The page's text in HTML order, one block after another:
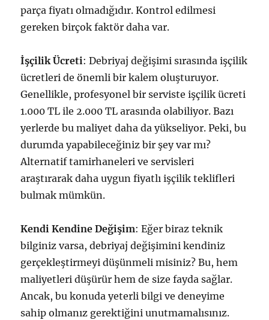
parça fiyatı olmadığıdır. Kontrol edilmesi
gereken birçok faktör daha var.
İşçilik Ücreti: Debriyaj değişimi sırasında işçilik
ücretleri de önemli bir kalem oluşturuyor.
Genellikle, profesyonel bir serviste işçilik ücreti
1.000 TL ile 2.000 TL arasında olabiliyor. Bazı
yerlerde bu maliyet daha da yükseliyor. Peki, bu
durumda yapabileceğiniz bir şey var mı?
Alternatif tamirhaneleri ve servisleri
araştırarak daha uygun fiyatlı işçilik teklifleri
bulmak mümkün.
Kendi Kendine Değişim: Eğer biraz teknik
bilginiz varsa, debriyaj değişimini kendiniz
gerçekleştirmeyi düşünmeli misiniz? Bu, hem
maliyetleri düşürür hem de size fayda sağlar.
Ancak, bu konuda yeterli bilgi ve deneyime
sahip olmanız gerektiğini unutmamalısınız.